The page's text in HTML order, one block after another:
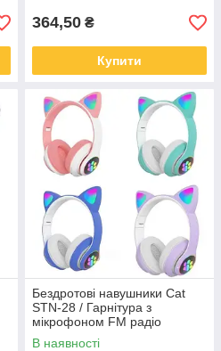
364,50 ₴
Купити
Бездротові навушники Cat
STN-28 / Гарнітура з
мікрофоном FM радіо
Bluetooth
В наявності